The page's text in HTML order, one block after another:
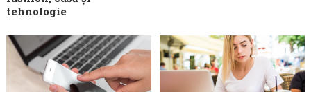
tehnologie